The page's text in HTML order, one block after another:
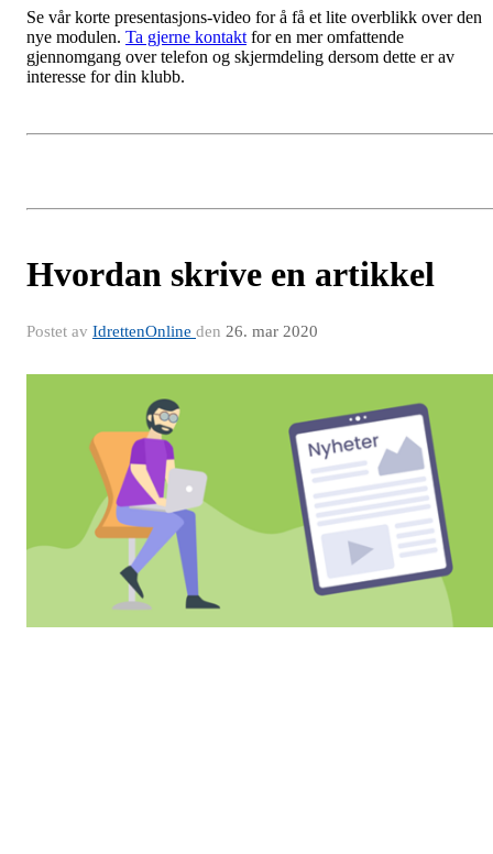
Se vår korte presentasjons-video for å få et lite overblikk over den
nye modulen. Ta gjerne kontakt for en mer omfattende
gjennomgang over telefon og skjermdeling dersom dette er av
interesse for din klubb.
Hvordan skrive en artikkel
Postet av IdrettenOnline den 26. mar 2020